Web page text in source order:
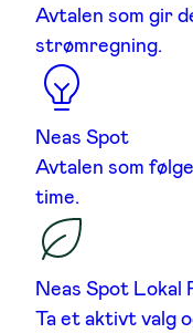
Avtalen som gir
strømregning.
Neas Spot
Avtalen som
time.
Neas Spot Lokal
Ta et aktivt valg